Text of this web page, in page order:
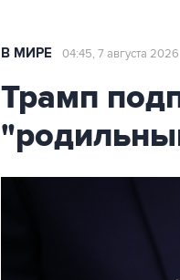
В МИРЕ 04:45, 7 августа 2026
Трамп